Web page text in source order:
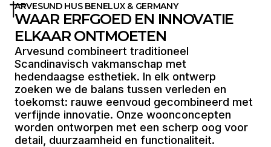
ARVESUND HUS BENELUX & GERMANY
WAAR ERFGOED EN INNOVATIE
ELKAAR ONTMOETEN
Arvesund combineert traditioneel
Scandinavisch vakmanschap met
hedendaagse esthetiek. In elk ontwerp
zoeken we de balans tussen verleden en
toekomst: rauwe eenvoud gecombineerd met
verfijnde innovatie. Onze woonconcepten
worden ontworpen met een scherp oog voor
detail, duurzaamheid en functionaliteit.